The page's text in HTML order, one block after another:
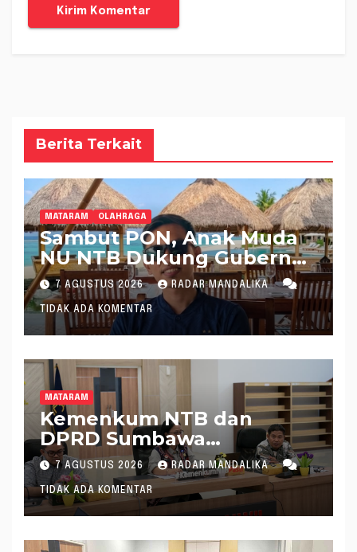
Berita Terkait
MATARAM OLAHRAGA
Sambut PON, Anak Muda
NU NTB Dukung Gubernur
Pimpin KONI NTB
7 AGUSTUS 2026 RADAR MANDALIKA
TIDAK ADA KOMENTAR
MATARAM
Kemenkum NTB dan
DPRD Sumbawa
Mantapkan Rencana
Pembentukan 8 Raperda
Inisiatif
7 AGUSTUS 2026 RADAR MANDALIKA
TIDAK ADA KOMENTAR